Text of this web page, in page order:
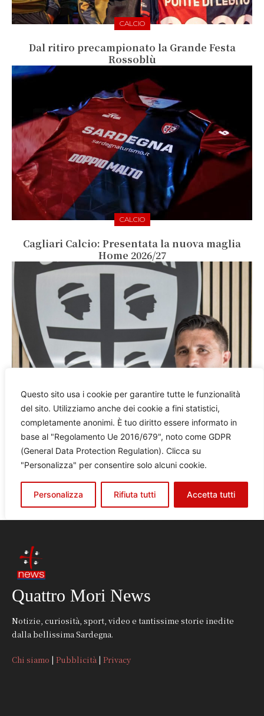
Quattro Mori News
Notizie, curiosità, sport, video e tantissime storie inedite
dalla bellissima Sardegna.
Chi siamo | Pubblicità | Privacy